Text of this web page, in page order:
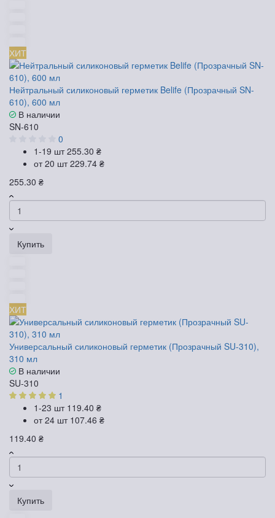
ХИТ
Нейтральный силиконовый герметик Belife (Прозрачный SN-
610), 600 мл
В наличии
SN-610
0
1-19 шт255.30 ₴
от 20 шт229.74 ₴
255.30 ₴
Купить
ХИТ
Универсальный силиконовый герметик (Прозрачный SU-310),
310 мл
В наличии
SU-310
1
1-23 шт 119.40 ₴
от 24 шт 107.46 ₴
119.40 ₴
Купить